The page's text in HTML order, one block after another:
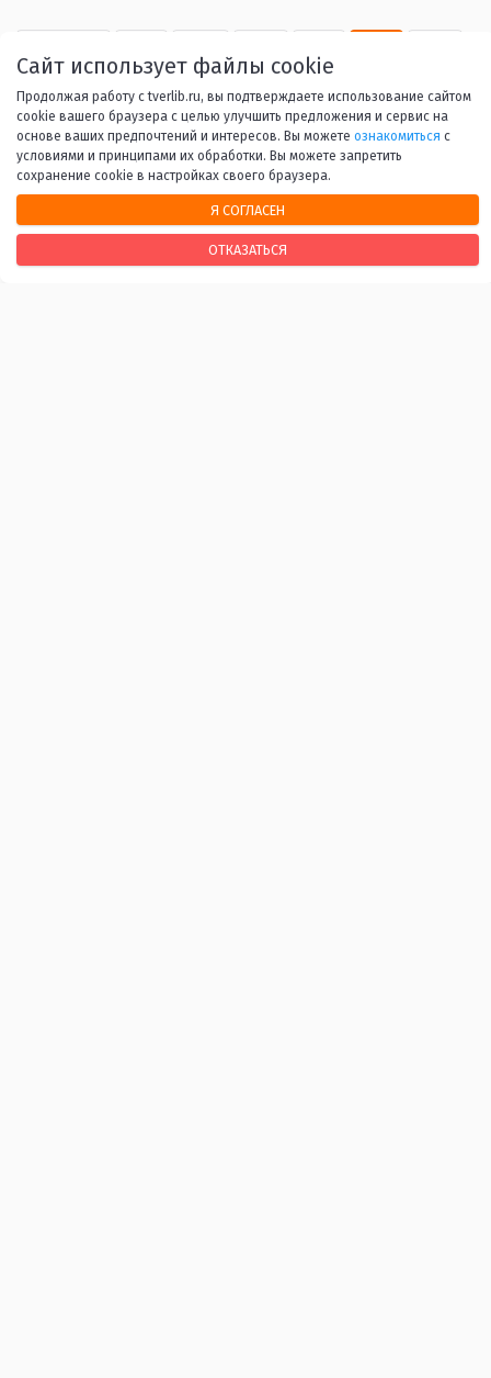
10 ... 53 Вперед
Сайт использует файлы cookie
Продолжая работу с tverlib.ru, вы подтверждаете использование сайтом
cookie вашего браузера с целью улучшить предложения и сервис на
основе ваших предпочтений и интересов. Вы можете ознакомиться с
условиями и принципами их обработки. Вы можете запретить
сохранение cookie в настройках своего браузера.
Я СОГЛАСЕН
ОТКАЗАТЬСЯ